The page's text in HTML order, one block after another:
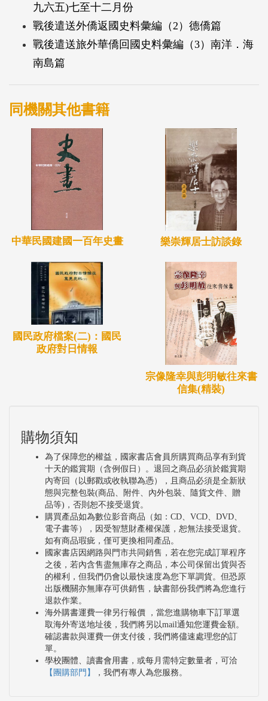
九六五)七至十二月份
戰後遣送外僑返國史料彙編（2）德僑篇
戰後遣送旅外華僑回國史料彙編（3）南洋．海
南島篇
同機關其他書籍
中華民國建國一百年史畫 樂崇輝居士訪談錄
國民政府檔案(二)：國民
政府對日情報
宗像隆幸與彭明敏往來書
信集(精裝)
購物須知
為了保障您的權益，國家書店會員所購買商品享有到貨
十天的鑑賞期（含例假日）。退回之商品必須於鑑賞期
內寄回（以郵戳或收執聯為憑），且商品必須是全新狀
態與完整包裝(商品、附件、內外包裝、隨貨文件、贈
品等)，否則恕不接受退貨。
購買產品如為數位影音商品（如：CD、VCD、DVD、
電子書等），因受智慧財產權保護，恕無法接受退貨。
如有商品瑕疵，僅可更換相同產品。
國家書店因網路與門市共同銷售，若在您完成訂單程序
之後，若內含售盡無庫存之商品，本公司保留出貨與否
的權利，但我們仍會以最快速度為您下單調貨。但恐原
出版機關亦無庫存可供銷售，缺書部份我們將為您進行
退款作業。
海外購書運費一律另行報價 ，當您進購物車下訂單選
取海外寄送地址後，我們將另以mail通知您運費金額。
確認書款與運費一併支付後，我們將儘速處理您的訂
單。
學校團體、讀書會用書，或每月需特定數量者，可洽
【團購部門】
，我們有專人為您服務。